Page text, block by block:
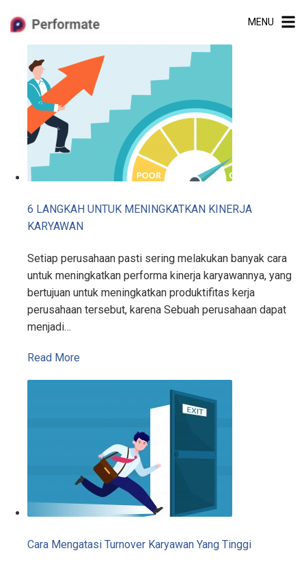
content
MENU
6 LANGKAH UNTUK MENINGKATKAN KINERJA
KARYAWAN
Setiap perusahaan pasti sering melakukan banyak cara
untuk meningkatkan performa kinerja karyawannya, yang
bertujuan untuk meningkatkan produktifitas kerja
perusahaan tersebut, karena Sebuah perusahaan dapat
menjadi…
Read More
Cara Mengatasi Turnover Karyawan Yang Tinggi